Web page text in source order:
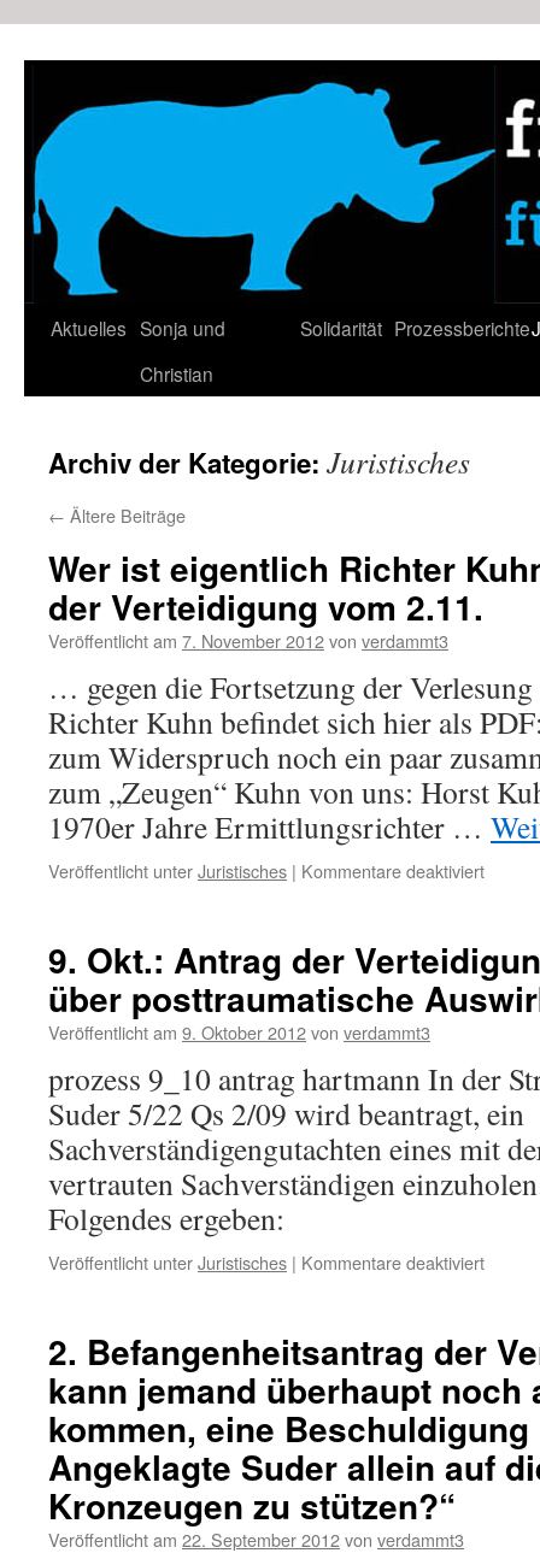
Aktuelles Sonja und
Christian
Solidarität Prozessberichte
Archiv der Kategorie: Juristisches
← Ältere Beiträge
Wer ist eigentlich Richter
der Verteidigung vom 2.11.
Veröffentlicht am 7. November 2012von verdammt3
… gegen die Fortsetzung der
Richter Kuhn befindet sich hier als
zum Widerspruch noch ein paar
zum „Zeugen“ Kuhn von uns: Horst
1970er Jahre Ermittlungsrichter …
Veröffentlicht unterJuristisches | Kommentare deaktiviertfür
Richter
Kuhn?
vom
2.11.
9. Okt.: Antrag der
über posttraumatische
Veröffentlicht am 9. Oktober 2012von verdammt3
prozess 9_10 antrag hartmann In der
Suder 5/22 Qs 2/09 wird beantragt, ein
Sachverständigengutachten eines mit
vertrauten Sachverständigen
Folgendes ergeben:
Veröffentlicht unterJuristisches | Kommentare deaktiviertfür
der
auf
über
2. Befangenheitsantrag der
kann jemand überhaupt noch
kommen, eine
Angeklagte Suder allein auf
Kronzeugen zu stützen?“
Veröffentlicht am 22. September 2012von verdammt3